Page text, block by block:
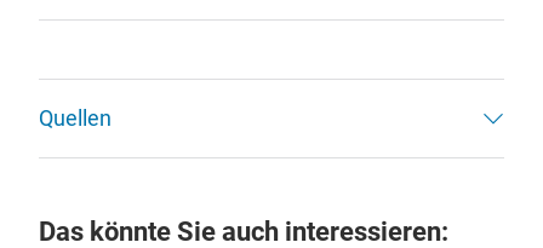
Quellen
Das könnte Sie auch interessieren: